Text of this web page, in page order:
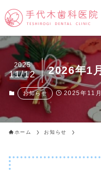
2026年1
2025
11/12
お知らせ 2025年11
ホーム お知らせ